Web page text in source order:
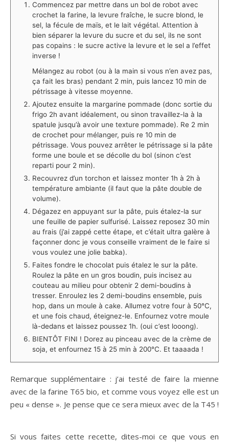
Commencez par mettre dans un bol de robot avec
crochet la farine, la levure fraîche, le sucre blond, le
sel, la fécule de maïs, et le lait végétal. ⁣Attention à
bien séparer la levure du sucre et du sel, ils ne sont
pas copains : le sucre active la levure et le sel a l’effet
inverse !
Mélangez au robot (ou à la main si vous n’en avez pas,
ça fait les bras) pendant 2 min, puis lancez 10 min de
pétrissage à vitesse moyenne.
Ajoutez ensuite la margarine pommade (donc sortie du
frigo 2h avant idéalement, ou sinon travaillez-la à la
spatule jusqu’à avoir une texture pommade). Re 2 min
de crochet pour mélanger, puis re 10 min de
pétrissage. Vous pouvez arrêter le pétrissage si la pâte
forme une boule et se décolle du bol (sinon c’est
reparti pour 2 min).
Recouvrez d’un torchon et laissez monter 1h à 2h à
température ambiante (il faut que la pâte double de
volume).
Dégazez en appuyant sur la pâte, puis étalez-la sur
une feuille de papier sulfurisé. Laissez reposez 30 min
au frais (j’ai zappé cette étape, et c’était ultra galère à
façonner donc je vous conseille vraiment de le faire si
vous voulez une jolie babka).
Faites fondre le chocolat puis étalez le sur la pâte.
Roulez la pâte en un gros boudin, puis incisez au
couteau au milieu pour obtenir 2 demi-boudins à
tresser. Enroulez les 2 demi-boudins ensemble, puis
hop, dans un moule à cake. Allumez votre four à 50°C,
et une fois chaud, éteignez-le. Enfournez votre moule
là-dedans et laissez poussez 1h. (oui c’est looong).⁣
BIENTÔT FINI ! Dorez au pinceau avec de la crème de
soja, et enfournez 15 à 25 min à 200°C. ⁣Et taaaada !
Remarque supplémentaire : j’ai testé de faire la mienne
avec de la farine T65 bio, et comme vous voyez elle est un
peu « dense ». Je pense que ce sera mieux avec de la T45 !
Si vous faites cette recette, dites-moi ce que vous en